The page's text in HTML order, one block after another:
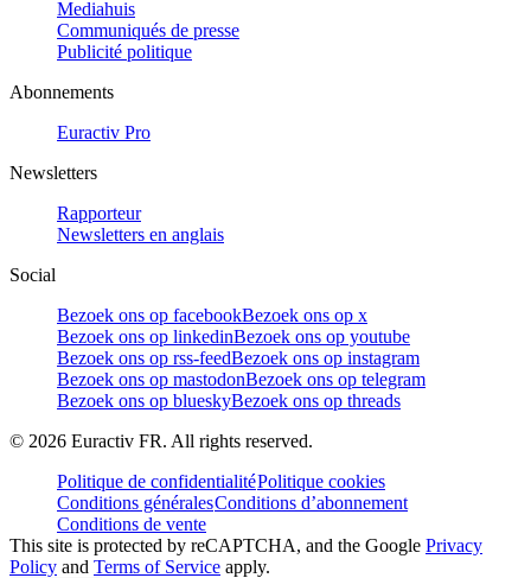
Mediahuis
Communiqués de presse
Publicité politique
Abonnements
Euractiv Pro
Newsletters
Rapporteur
Newsletters en anglais
Social
Bezoek ons op facebookBezoek ons op x
Bezoek ons op linkedinBezoek ons op youtube
Bezoek ons op rss-feedBezoek ons op instagram
Bezoek ons op mastodonBezoek ons op telegram
Bezoek ons op blueskyBezoek ons op threads
© 2026 Euractiv FR. All rights reserved.
Politique de confidentialitéPolitique cookies
Conditions généralesConditions d’abonnement
Conditions de vente
This site is protected by reCAPTCHA, and the Google Privacy
Policy and Terms of Service apply.